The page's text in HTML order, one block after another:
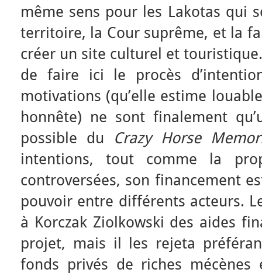
même sens pour les Lakotas qui
territoire, la Cour suprême, et la
créer un site culturel et
de faire ici le procès
motivations (qu’elle estime
honnête) ne sont finalement
possible du Crazy Horse
intentions, tout comme la
controversées, son financement
pouvoir entre différents acteurs.
à Korczak Ziolkowski des aides
projet, mais il les rejeta
fonds privés de riches mécènes